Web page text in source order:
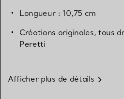
Longueur : 10,75 cm
Créations originales, tous
Peretti
Afficher plus de détails